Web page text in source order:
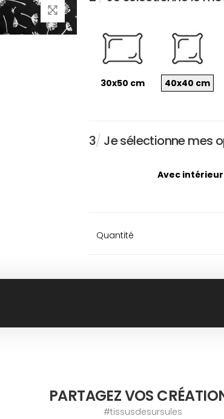
30x50 cm 40x40 cm
3/ Je sélectionne mes
Avec intérieur
Quantité
PARTAGEZ VOS
#tissusdesursules